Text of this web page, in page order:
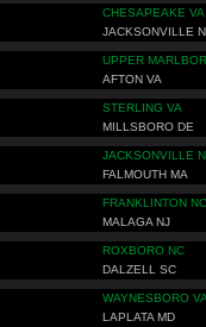
CHESAPEAKE VA
JACKSONVILLE
UPPER
AFTON VA
STERLING VA
MILLSBORO DE
JACKSONVILLE
FALMOUTH MA
FRANKLINTON NC
MALAGA NJ
ROXBORO NC
DALZELL SC
WAYNESBORO
LAPLATA MD